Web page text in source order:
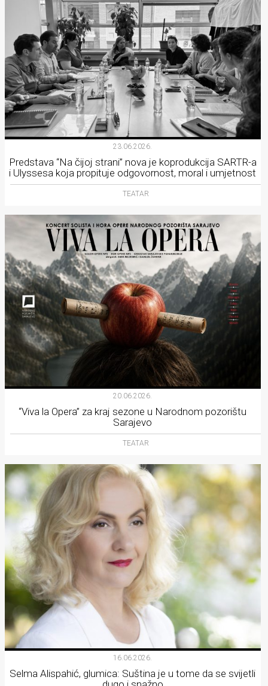
23.06.2026.
Predstava “Na čijoj strani” nova je koprodukcija SARTR-a
i Ulyssesa koja propituje odgovornost, moral i umjetnost
TEATAR
20.06.2026.
“Viva la Opera” za kraj sezone u Narodnom pozorištu
Sarajevo
TEATAR
16.06.2026.
Selma Alispahić, glumica: Suština je u tome da se svijetli